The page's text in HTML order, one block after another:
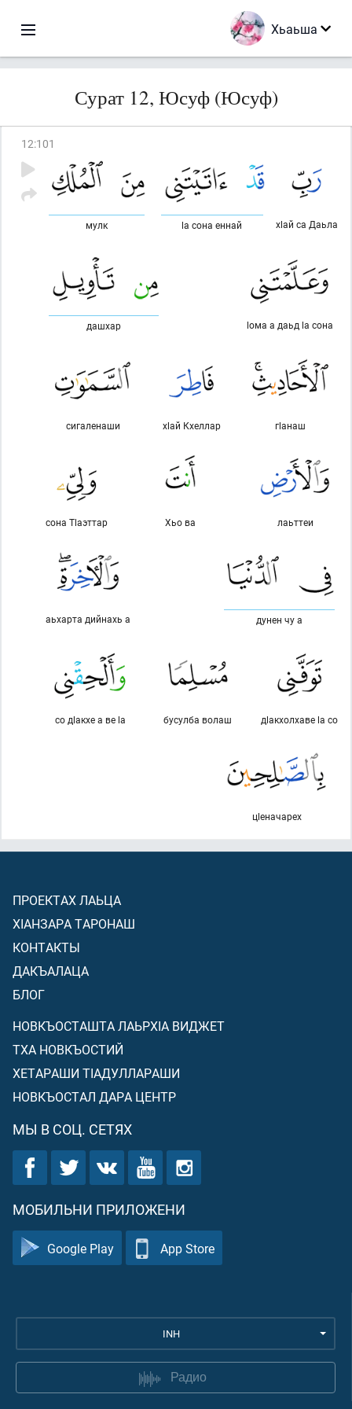
Хьаьша
Сурат 12, Юсуф (Юсуф)
12:101
хlай са Даьла
lа сона еннай
мулк
lома а даьд lа сона
дашхар
гlанаш
хlай Кхеллар
сигаленаши
лаьттеи
Хьо ва
сона Тlаэттар
дунен чу а
аьхарта дийнахь а
дlакхолхаве lа со
бусулба волаш
со дlакхе а ве lа
цlеначарех
ПРОЕКТАХ ЛАЬЦА
ХIАНЗАРА ТАРОНАШ
КОНТАКТЫ
ДАКЪАЛАЦА
БЛОГ
НОВКЪОСТАШТА ЛАЬРХIА ВИДЖЕТ
ТХА НОВКЪОСТИЙ
ХЕТАРАШИ ТIАДУЛЛАРАШИ
НОВКЪОСТАЛ ДАРА ЦЕНТР
МЫ В СОЦ. СЕТЯХ
МОБИЛЬНИ ПРИЛОЖЕНИ
Google Play App Store
INH
Радио